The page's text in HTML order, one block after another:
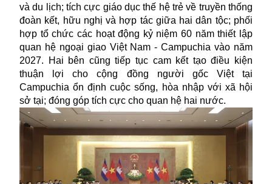
và du lịch; tích cực giáo dục thế hệ trẻ về truyền thống
đoàn kết, hữu nghị và hợp tác giữa hai dân tộc; phối
hợp tổ chức các hoạt động kỷ niệm 60 năm thiết lập
quan hệ ngoại giao Việt Nam - Campuchia vào năm
2027. Hai bên cũng tiếp tục cam kết tạo điều kiện
thuận lợi cho cộng đồng người gốc Việt tại
Campuchia ổn định cuộc sống, hòa nhập với xã hội
sở tại; đóng góp tích cực cho quan hệ hai nước.